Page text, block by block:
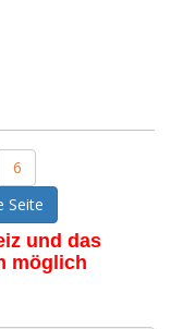
6
Seite
und das
möglich